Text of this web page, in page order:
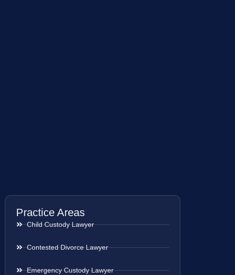
Practice Areas
Child Custody Lawyer
Contested Divorce Lawyer
Emergency Custody Lawyer